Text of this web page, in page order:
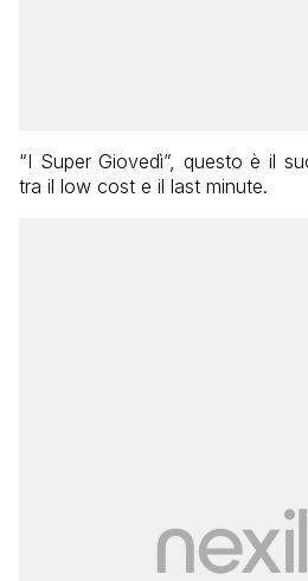
“I Super Giovedì”, questo è il
tra il low cost e il last minute.